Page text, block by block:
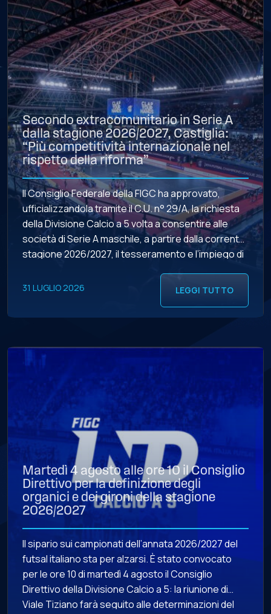
Secondo extracomunitario in Serie A
dalla stagione 2026/2027, Castiglia:
“Più competitività internazionale nel
rispetto della riforma”
Il Consiglio Federale della FIGC ha approvato,
ufficializzandola tramite il C.U. n° 29/A, la richiesta
della Divisione Calcio a 5 volta a consentire alle
società di Serie A maschile, a partire dalla corrente
stagione 2026/2027, il tesseramento e l’impiego di
percorso che ha portato all’accoglimento di tale
31 LUGLIO 2026 LEGGI TUTTO
Martedì 4 agosto alle ore 10 il Consiglio
Direttivo per la definizione degli
organici e dei gironi della stagione
2026/2027
Il sipario sui campionati dell’annata 2026/2027 del
futsal italiano sta per alzarsi. È stato convocato
per le ore 10 di martedì 4 agosto il Consiglio
Direttivo della Divisione Calcio a 5: la riunione di
Viale Tiziano farà seguito alle determinazioni del